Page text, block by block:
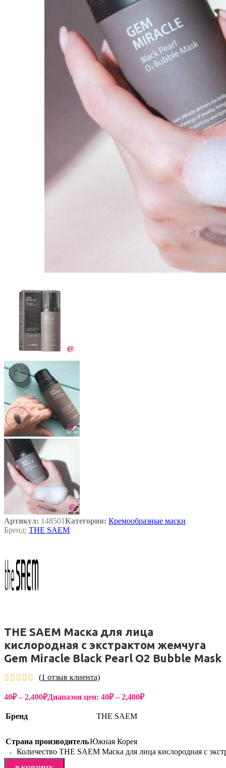
Артикул: 148501Категория: Кремообразные маски
Бренд: THE SAEM
THE SAEM Маска для лица
кислородная с экстрактом жемчуга
Gem Miracle Black Pearl O2 Bubble Mask
(1 отзыв клиента)
40₽ – 2,400₽Диапазон цен: 40₽ – 2,400₽
Бренд THE SAEM
Страна производительЮжная Корея
Количество THE SAEM Маска для лица кислородная с